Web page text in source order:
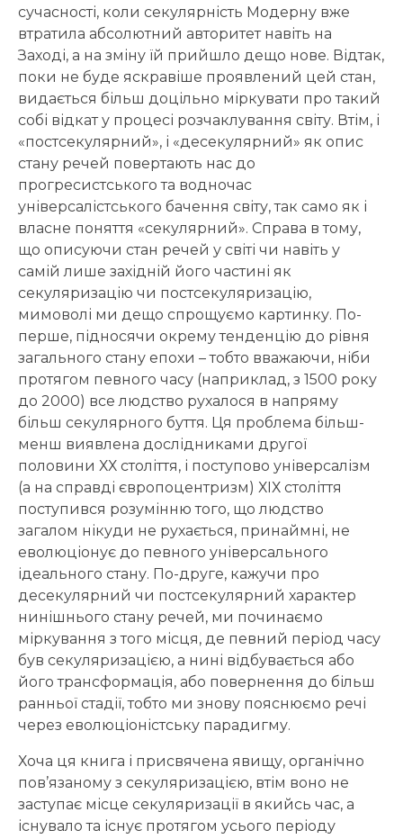
сучасності, коли секулярність Модерну вже
втратила абсолютний авторитет навіть на
Заході, а на зміну їй прийшло дещо нове. Відтак,
поки не буде яскравіше проявлений цей стан,
видається більш доцільно міркувати про такий
собі відкат у процесі розчаклування світу. Втім, і
«постсекулярний», і «десекулярний» як опис
стану речей повертають нас до
прогресистського та водночас
універсалістського бачення світу, так само як і
власне поняття «секулярний». Справа в тому,
що описуючи стан речей у світі чи навіть у
самій лише західній його частині як
секуляризацію чи постсекуляризацію,
мимоволі ми дещо спрощуємо картинку. По-
перше, підносячи окрему тенденцію до рівня
загального стану епохи – тобто вважаючи, ніби
протягом певного часу (наприклад, з 1500 року
до 2000) все людство рухалося в напряму
більш секулярного буття. Ця проблема більш-
менш виявлена дослідниками другої
половини ХХ століття, і поступово універсалізм
(а на справді європоцентризм) ХІХ століття
поступився розумінню того, що людство
загалом нікуди не рухається, принаймні, не
еволюціонує до певного універсального
ідеального стану. По-друге, кажучи про
десекулярний чи постсекулярний характер
нинішнього стану речей, ми починаємо
міркування з того місця, де певний період часу
був секуляризацією, а нині відбувається або
його трансформація, або повернення до більш
ранньої стадії, тобто ми знову пояснюємо речі
через еволюціоністську парадигму.
Хоча ця книга і присвячена явищу, органічно
пов’язаному з секуляризацією, втім воно не
заступає місце секуляризації в якийсь час, а
існувало та існує протягом усього періоду